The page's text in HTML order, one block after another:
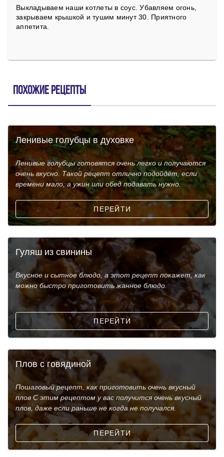
Выкладываем наши котлеты в соус. Убавляем огонь,
закрываем крышкой и тушим минут 30. Приятного
аппетита.
Похожие рецепты
Ленивые голубцы в духовке
Ленивые голубцы готовятся очень легко и получаются
очень вкусно. Такой рецепт отлично подойдёт, если
времени мало, а ужин или обед подавать нужно.
ПЕРЕЙТИ
Гуляш из свинины
Вкусное и сытное блюдо, а этот рецепт покажет, как
можно быстро приготовить жанное блюдо.
ПЕРЕЙТИ
Плов с говядиной
Пошаговый рецепт, как приготовить очень вкусный
плов С этим рецептом у вас получится очень вкусный
плов, даже если раньше не когда не получался.
ПЕРЕЙТИ